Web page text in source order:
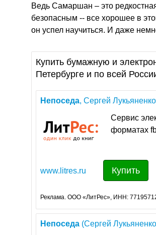
Ведь Самаршан – это
безопасным -- все хорошее в
он успел научиться. И даже
Купить бумажную и
Петербурге и по всей
Непоседа, Сергей
Сервис
форматах
www.litres.ru Купить
Реклама. ООО «ЛитРес», ИНН:
Непоседа (Сергей